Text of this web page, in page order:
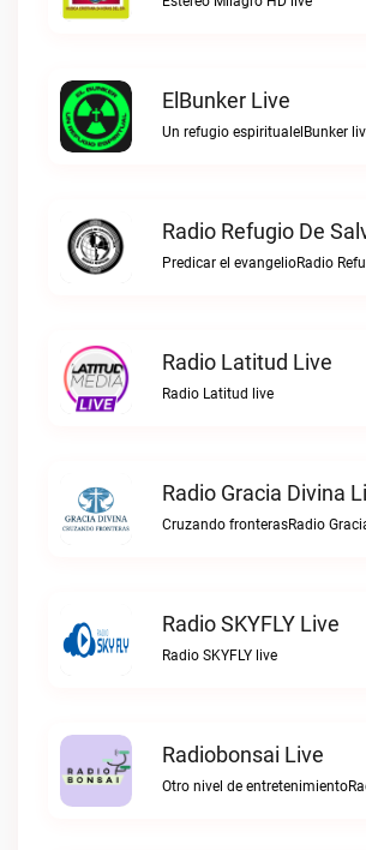
ElBunker Live
Un refugio espiritualelBunker
Radio Refugio De
Radio Latitud Live
Radio Latitud live
Radio Gracia Divina
Cruzando fronterasRadio
Radio SKYFLY Live
Radio SKYFLY live
Radiobonsai Live
Otro nivel de